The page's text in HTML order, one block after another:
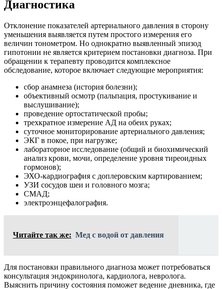
Диагностика
Отклонение показателей артериального давления в сторону
уменьшения выявляется путем простого измерения его
величин тонометром. Но однократно выявленный эпизод
гипотонии не является критерием постановки диагноза. При
обращении к терапевту проводится комплексное
обследование, которое включает следующие мероприятия:
сбор анамнеза (история болезни);
объективный осмотр (пальпация, простукивание и
выслушивание);
проведение ортостатической пробы;
трехкратное измерение АД на обеих руках;
суточное мониторирование артериального давления;
ЭКГ в покое, при нагрузке;
лабораторное исследование (общий и биохимический
анализ крови, мочи, определение уровня тиреоидных
гормонов);
ЭХО-кардиография с доплеровским картированием;
УЗИ сосудов шеи и головного мозга;
СМАД;
электроэнцефалография.
Читайте так же: Мед с водой от давления
Для постановки правильного диагноза может потребоваться
консультация эндокринолога, кардиолога, невролога.
Выяснить причину состояния поможет ведение дневника, где